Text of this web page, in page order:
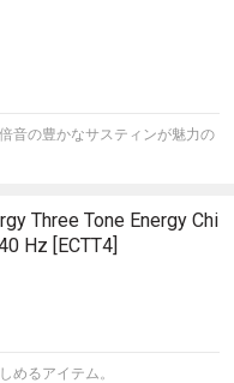
音の豊かなサスティンが魅力の
Three Tone Energy Chi
Hz [ECTT4]
めるアイテム。